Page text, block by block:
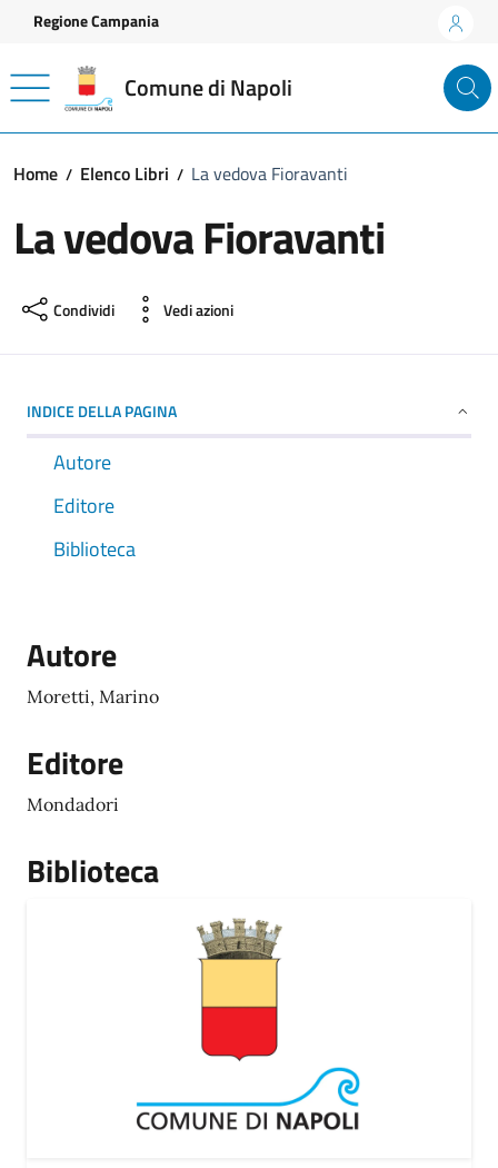
Vai ai contenuti
Vai al footer
Regione Campania
Comune di Napoli
Home Elenco Libri La vedova Fioravanti
La vedova Fioravanti
Condividi Vedi azioni
INDICE DELLA PAGINA
Autore
Editore
Biblioteca
Autore
Moretti, Marino
Editore
Mondadori
Biblioteca